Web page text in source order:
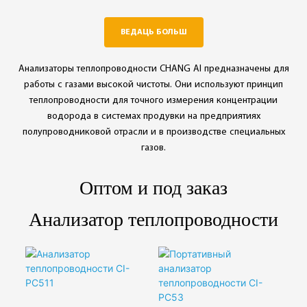
◎ Дакладнасць
Повторяемость:H₂O；
ВЕДАЦЬ БОЛЬШ
Анализаторы теплопроводности CHANG AI предназначены для
работы с газами высокой чистоты. Они используют принцип
теплопроводности для точного измерения концентрации
водорода в системах продувки на предприятиях
полупроводниковой отрасли и в производстве специальных
газов.
Оптом и под заказ
Анализатор теплопроводности